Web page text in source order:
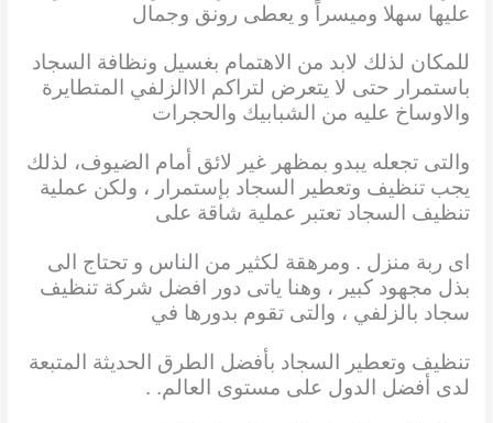
عليها سهلا وميسراً و يعطى رونق وجمال
للمكان لذلك لابد من الاهتمام بغسيل ونظافة السجاد
باستمرار حتى لا يتعرض لتراكم الاالزلفي المتطايرة
والاوساخ عليه من الشبابيك والحجرات
والتى تجعله يبدو بمظهر غير لائق أمام الضيوف، لذلك
يجب تنظيف وتعطير السجاد بإستمرار ، ولكن عملية
تنظيف السجاد تعتبر عملية شاقة على
اى ربة منزل . ومرهقة لكثير من الناس و تحتاج الى
بذل مجهود كبير ، وهنا ياتى دور افضل شركة تنظيف
سجاد بالزلفي ، والتى تقوم بدورها في
تنظيف وتعطير السجاد بأفضل الطرق الحديثة المتبعة
لدى أفضل الدول على مستوى العالم. .